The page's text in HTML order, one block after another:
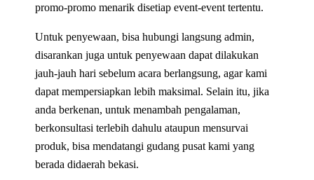
promo-promo menarik disetiap event-event tertentu.
Untuk penyewaan, bisa hubungi langsung admin,
disarankan juga untuk penyewaan dapat dilakukan
jauh-jauh hari sebelum acara berlangsung, agar kami
dapat mempersiapkan lebih maksimal. Selain itu, jika
anda berkenan, untuk menambah pengalaman,
berkonsultasi terlebih dahulu ataupun mensurvai
produk, bisa mendatangi gudang pusat kami yang
berada didaerah bekasi.